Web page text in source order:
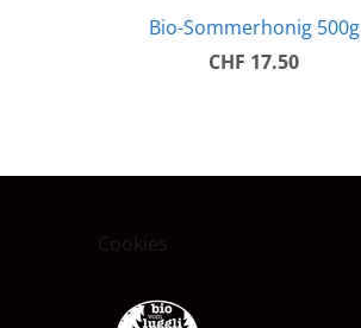
Bio-Sommerhonig 500g
CHF 17.50
Cookies